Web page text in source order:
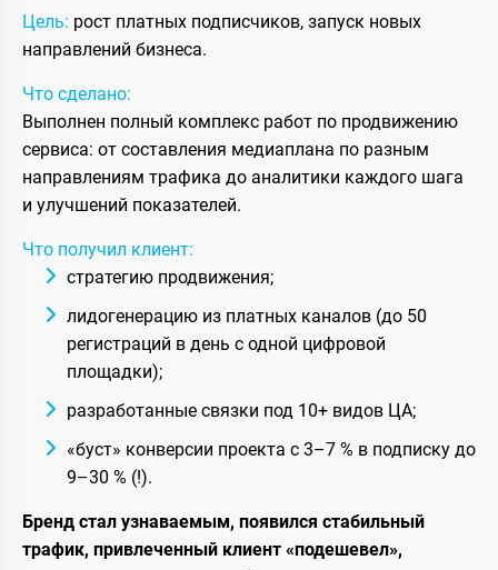
Цель: рост платных подписчиков, запуск новых
направлений бизнеса.
Что сделано:
Выполнен полный комплекс работ по продвижению
сервиса: от составления медиаплана по разным
направлениям трафика до аналитики каждого шага
и улучшений показателей.
Что получил клиент:
стратегию продвижения;
лидогенерацию из платных каналов (до 50
регистраций в день с одной цифровой
площадки);
разработанные связки под 10+ видов ЦА;
«буст» конверсии проекта с 3–7 % в подписку до
9–30 % (!).
Бренд стал узнаваемым, появился стабильный
трафик, привлеченный клиент «подешевел»,